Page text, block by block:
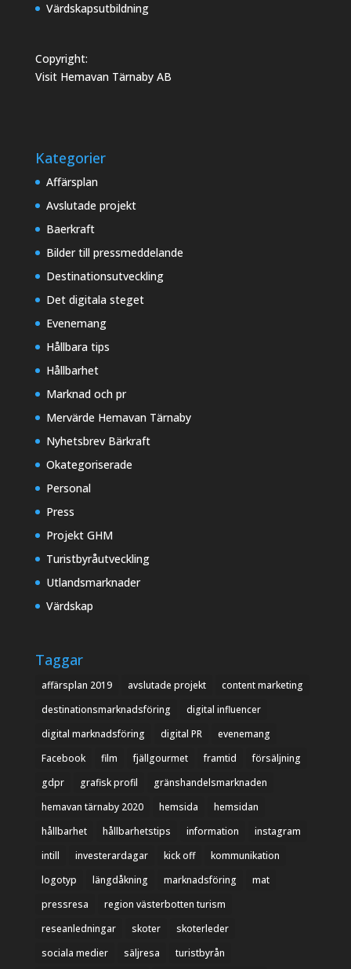
Värdskapsutbildning
Copyright:
Visit Hemavan Tärnaby AB
Kategorier
Affärsplan
Avslutade projekt
Baerkraft
Bilder till pressmeddelande
Destinationsutveckling
Det digitala steget
Evenemang
Hållbara tips
Hållbarhet
Marknad och pr
Mervärde Hemavan Tärnaby
Nyhetsbrev Bärkraft
Okategoriserade
Personal
Press
Projekt GHM
Turistbyråutveckling
Utlandsmarknader
Värdskap
Taggar
affärsplan 2019 avslutade projekt
content marketing
destinationsmarknadsföring
digital influencer
digital marknadsföring
digital PR
evenemang
Facebook
film fjällgourmet framtid
försäljning
gdpr
grafisk profil
gränshandelsmarknaden
hemavan tärnaby 2020
hemsida
hemsidan
hållbarhet
hållbarhetstips information
instagram
intill
investerardagar kick off
kommunikation
logotyp
längdåkning marknadsföring
mat
pressresa
region västerbotten turism
reseanledningar
skoter
skoterleder
sociala medier
säljresa turistbyrån